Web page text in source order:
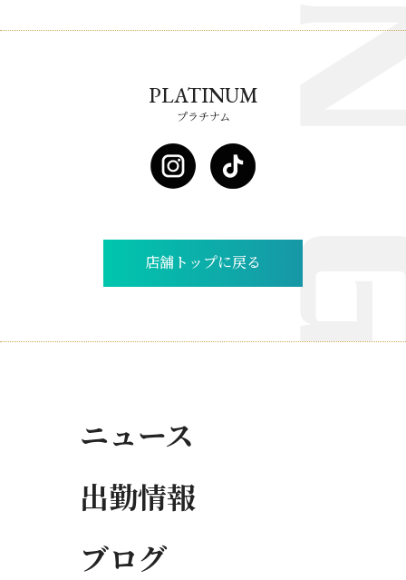
PLATINUM
プラチナム
店舗トップに戻る
ニュース
出勤情報
ブログ